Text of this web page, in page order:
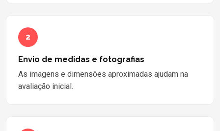
2
Envio de medidas e fotografias
As imagens e dimensões aproximadas ajudam na
avaliação inicial.